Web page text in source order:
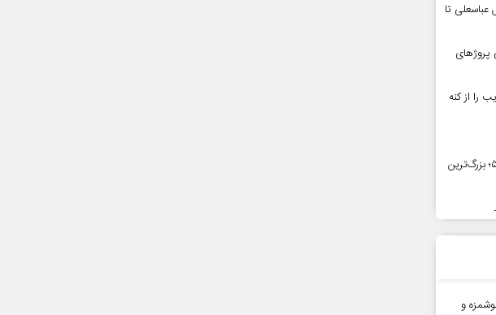
عباسعلی تا
پروژهای
را از کنه
فروش خیره‌کننده داستان اسباب‌بازی ۵؛ بزرگ‌ترین
خوشمزه و